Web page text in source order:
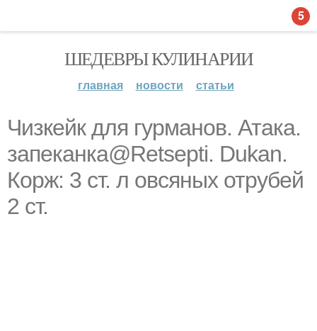
ШЕДЕВРЫ КУЛИНАРИИ
главная новости статьи
Чизкейк для гурманов. Атака.
запеканка@Retsepti. Dukan.
Корж: 3 ст. л овсяных отрубей
2 ст.
5